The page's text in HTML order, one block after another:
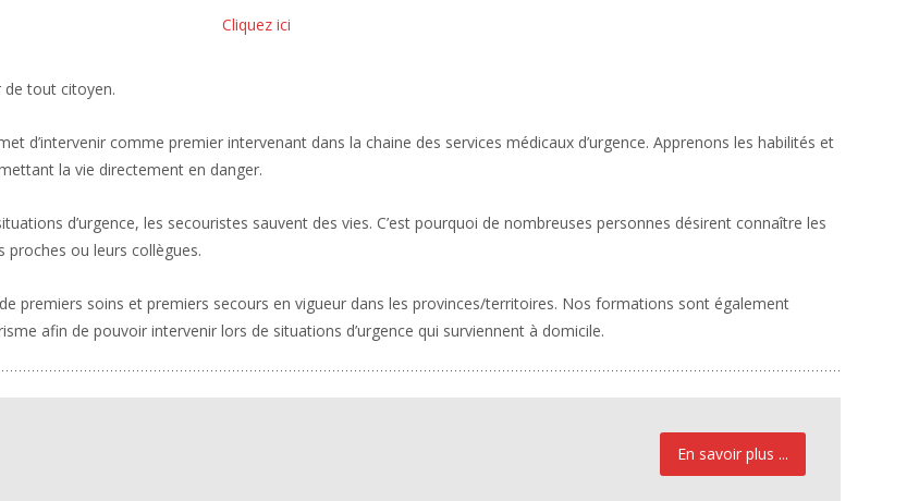
Cliquez ici
de tout citoyen.
d’intervenir comme premier intervenant dans la chaine des services médicaux d’urgence. Apprenons les habilités et
la vie directement en danger.
d’urgence, les secouristes sauvent des vies. C’est pourquoi de nombreuses personnes désirent connaître les
proches ou leurs collègues.
premiers soins et premiers secours en vigueur dans les provinces/territoires. Nos formations sont également
afin de pouvoir intervenir lors de situations d’urgence qui surviennent à domicile.
En savoir plus ...